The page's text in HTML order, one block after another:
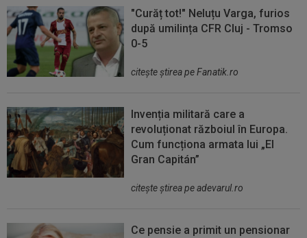
"Curăț tot!" Neluțu Varga, furios
după umilința CFR Cluj - Tromso
0-5
citeşte ştirea pe Fanatik.ro
Invenția militară care a
revoluționat războiul în Europa.
Cum funcționa armata lui „El
Gran Capitán”
citeşte ştirea pe adevarul.ro
Ce pensie a primit un pensionar